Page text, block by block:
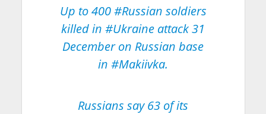
Up to 400#Russian soldiers
killed in #Ukraine attack 31
December on Russian base
in #Makiivka.
Russians say 63 of its